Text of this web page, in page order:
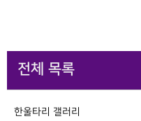
전체 목록
한울타리 갤러리